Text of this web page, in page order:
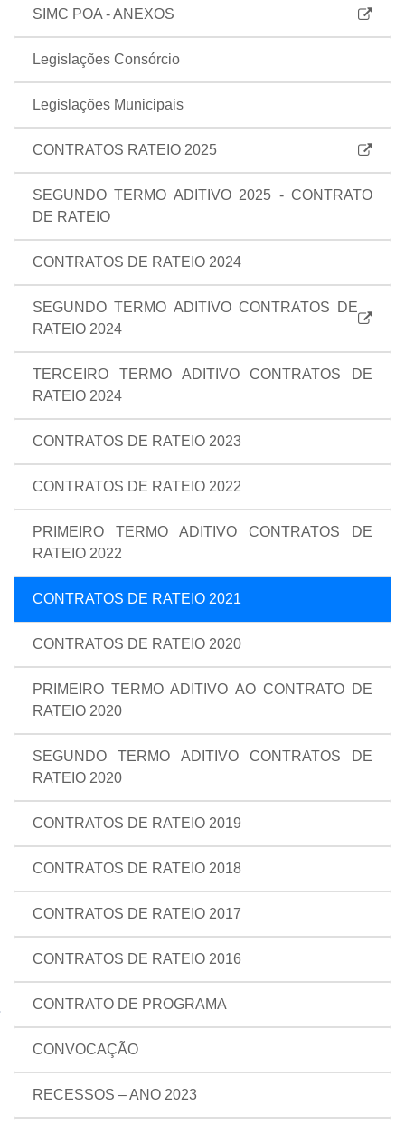
SIMC POA - ANEXOS
Legislações Consórcio
Legislações Municipais
CONTRATOS RATEIO 2025
SEGUNDO TERMO ADITIVO 2025 - CONTRATO
DE RATEIO
CONTRATOS DE RATEIO 2024
SEGUNDO TERMO ADITIVO CONTRATOS DE
RATEIO 2024
TERCEIRO TERMO ADITIVO CONTRATOS DE
RATEIO 2024
CONTRATOS DE RATEIO 2023
CONTRATOS DE RATEIO 2022
PRIMEIRO TERMO ADITIVO CONTRATOS DE
RATEIO 2022
CONTRATOS DE RATEIO 2021
CONTRATOS DE RATEIO 2020
PRIMEIRO TERMO ADITIVO AO CONTRATO DE
RATEIO 2020
SEGUNDO TERMO ADITIVO CONTRATOS DE
RATEIO 2020
CONTRATOS DE RATEIO 2019
CONTRATOS DE RATEIO 2018
CONTRATOS DE RATEIO 2017
CONTRATOS DE RATEIO 2016
CONTRATO DE PROGRAMA
CONVOCAÇÃO
RECESSOS – ANO 2023